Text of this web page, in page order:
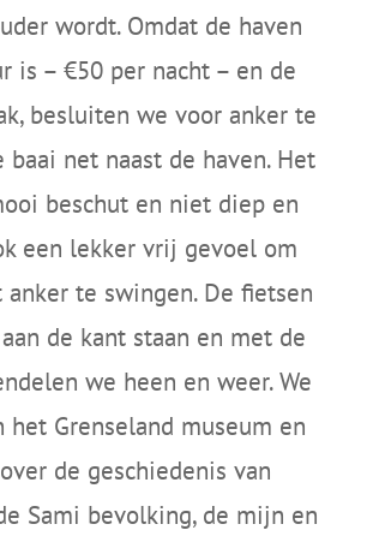
wordt. Omdat de haven
is – €50 per nacht – en de
besluiten we voor anker te
baai net naast de haven. Het
beschut en niet diep en
een lekker vrij gevoel om
anker te swingen. De fietsen
de kant staan en met de
we heen en weer. We
het Grenseland museum en
de geschiedenis van
Sami bevolking, de mijn en